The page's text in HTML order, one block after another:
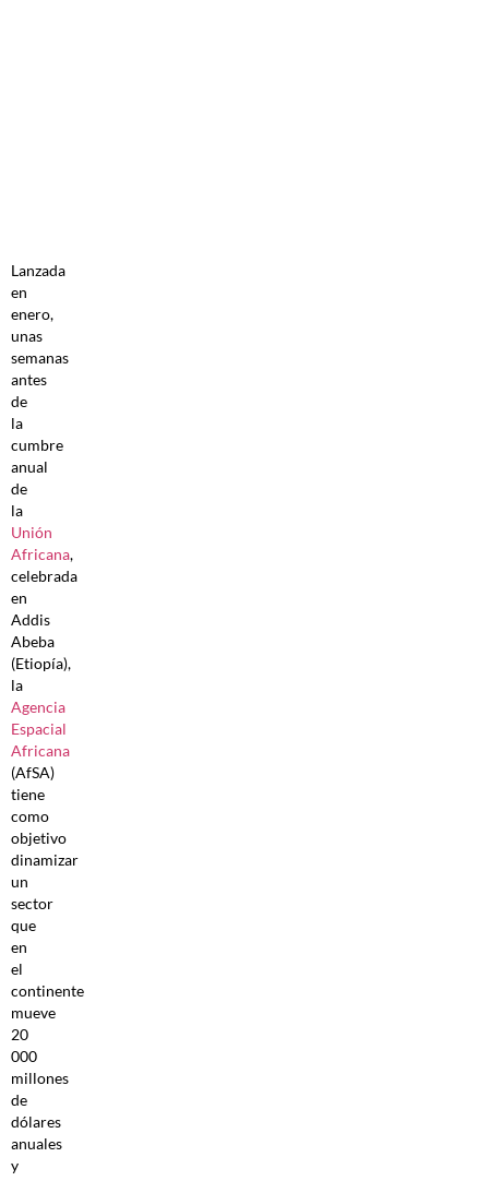
Lanzada
en
enero,
unas
semanas
antes
de
la
cumbre
anual
de
la
Unión
Africana,
celebrada
en
Addis
Abeba
(Etiopía),
la
Agencia
Espacial
Africana
(AfSA)
tiene
como
objetivo
dinamizar
un
sector
que
en
el
continente
mueve
20
000
millones
de
dólares
anuales
y